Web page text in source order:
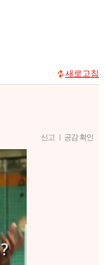
새로고침
신고 | 공감 확인